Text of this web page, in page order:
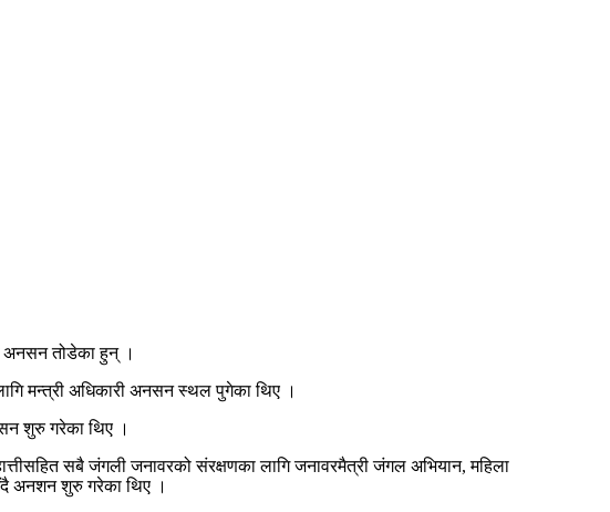
अनसन तोडेका हुन् ।
मन्त्री अधिकारी अनसन स्थल पुगेका थिए ।
शुरु गरेका थिए ।
सबै जंगली जनावरको संरक्षणका लागि जनावरमैत्री जंगल अभियान, महिला
अनशन शुरु गरेका थिए ।